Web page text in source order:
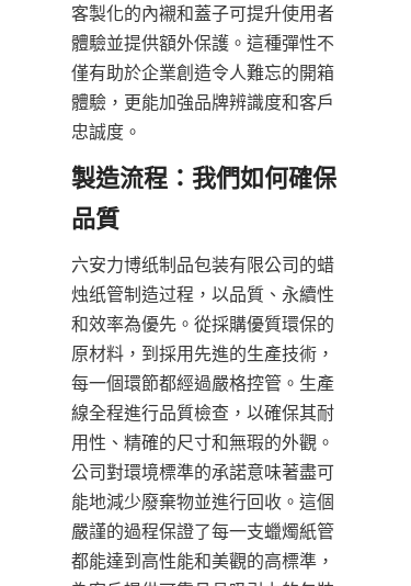
客製化的內襯和蓋子可提升使用者
體驗並提供額外保護。這種彈性不
僅有助於企業創造令人難忘的開箱
體驗，更能加強品牌辨識度和客戶
忠誠度。
製造流程：我們如何確保
六安力博纸制品包装有限公司的蜡
烛纸管制造过程，以品質、永續性
和效率為優先。從採購優質環保的
原材料，到採用先進的生產技術，
每一個環節都經過嚴格控管。生產
線全程進行品質檢查，以確保其耐
用性、精確的尺寸和無瑕的外觀。
公司對環境標準的承諾意味著盡可
能地減少廢棄物並進行回收。這個
嚴謹的過程保證了每一支蠟燭紙管
都能達到高性能和美觀的高標準，